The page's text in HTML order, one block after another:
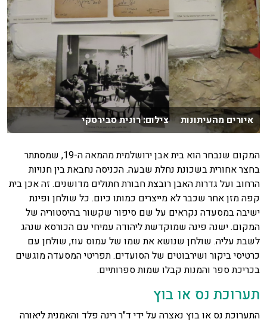
איורים מהעיתונות צילום: רונית סבירסקי
המקום שנבחר הוא בית אבן ירושלמית מהמאה ה-19, שמסתתר
בחצר אחורית בשכונת נחלת שבעה. הכניסה נחבאת בין חנויות
הרחוב ועל גדרות האבן רובצת חבורת חתולים מדושנים. זה אכן בית
קפה מזן אחר שכבר לא מייצרים כמותו כיום. כל שולחן ופינת
ישיבה במסעדה נקראים על שם סיפור שקשור בהיסטוריה של
המקום. ישנה פינה שמוקדשת ליהודה עמיחי עם הכורסא שנהג
לשבת עליה. שולחן שנושא את שמו של עמוס עוז, שולחן עם
כרטיסי ביקור ושירבוטים של הסועדים. תפריטי המסעדה מוגשים
בכריכת ספר והמנות קבלו שמות ספרותיים.
תערוכת נס או בוץ
התערוכת נס או בוץ נאצרה על ידי ד"ר רינה פלד והאמנית ליאורה